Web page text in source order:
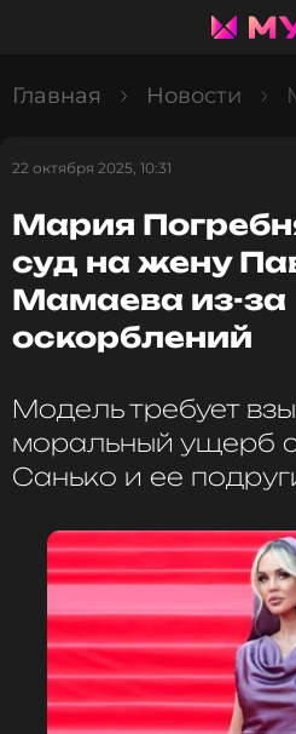
Главная Новости
22 октября 2025, 10:31
Мария
суд на жену
Мамаева из-за
оскорблений
Модель требует
моральный ущерб
Санько и ее